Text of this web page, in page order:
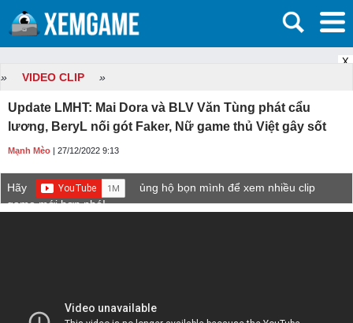
X
» VIDEO CLIP »
Update LMHT: Mai Dora và BLV Văn Tùng phát cẩu
lương, BeryL nối gót Faker, Nữ game thủ Việt gây sốt
Mạnh Mèo | 27/12/2022 9:13
Hãy
ủng hộ bọn mình để xem nhiều clip
game mới hơn nhé!